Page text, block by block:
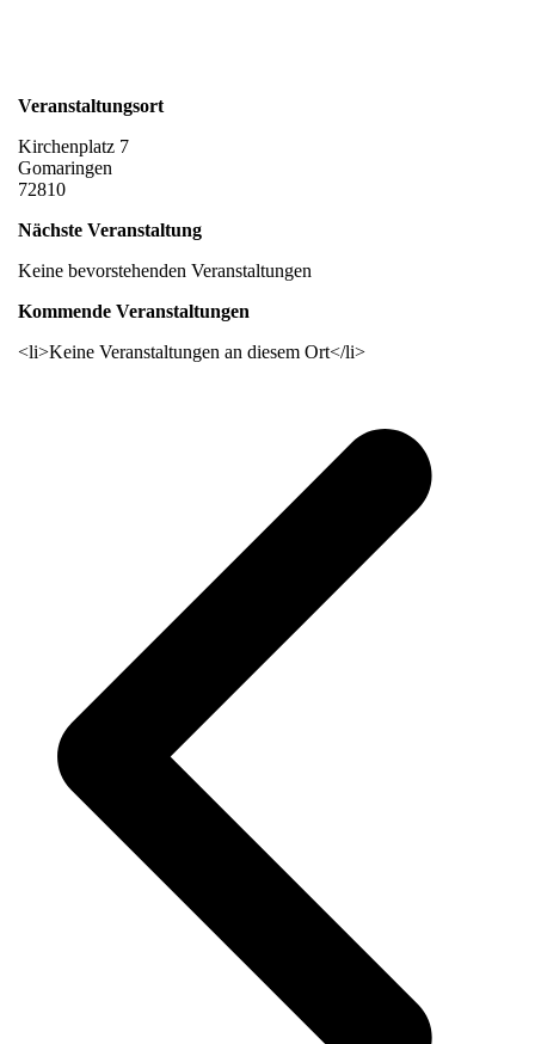
Veranstaltungsort
Kirchenplatz 7
Gomaringen
72810
Nächste Veranstaltung
Keine bevorstehenden Veranstaltungen
Kommende Veranstaltungen
<li>Keine Veranstaltungen an diesem Ort</li>